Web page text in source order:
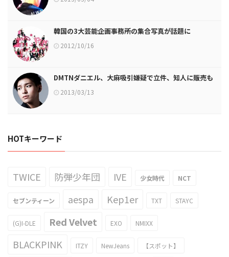
韓国の3大芸能企画事務所の集合写真が話題に
2012/10/16
DMTNダニエル、大麻吸引嫌疑で立件、知人に販売も
2013/03/13
HOTキーワード
TWICE 防弾少年団 IVE 少女時代 NCT
セブンティーン aespa Kep1er TXT STAYC
(G)I-DLE Red Velvet EXO NMIXX
BLACKPINK ITZY NewJeans 【スポット】